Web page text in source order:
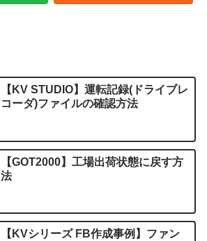
【KV STUDIO】運転記録(ドライブレ
コーダ)ファイルの確認方法
【GOT2000】工場出荷状態に戻す方
法
【KVシリーズ FB作成事例】ファン